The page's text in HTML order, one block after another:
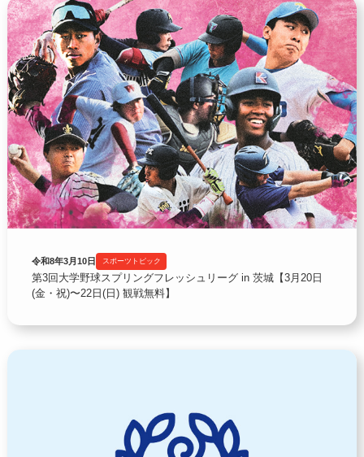
令和8年3月10日 スポーツトピック
第3回大学野球スプリングフレッシュリーグ in 茨城【3月20日
(金・祝)〜22日(日) 観戦無料】